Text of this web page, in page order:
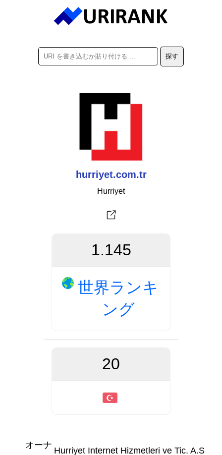
hurriyet.com.tr
Hurriyet
1.145
世界ランキ
ング
20
オーナ
Hurriyet Internet Hizmetleri ve Tic. A.S